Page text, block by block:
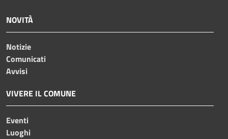
NOVITÀ
Notizie
Comunicati
Avvisi
VIVERE IL COMUNE
Eventi
Luoghi